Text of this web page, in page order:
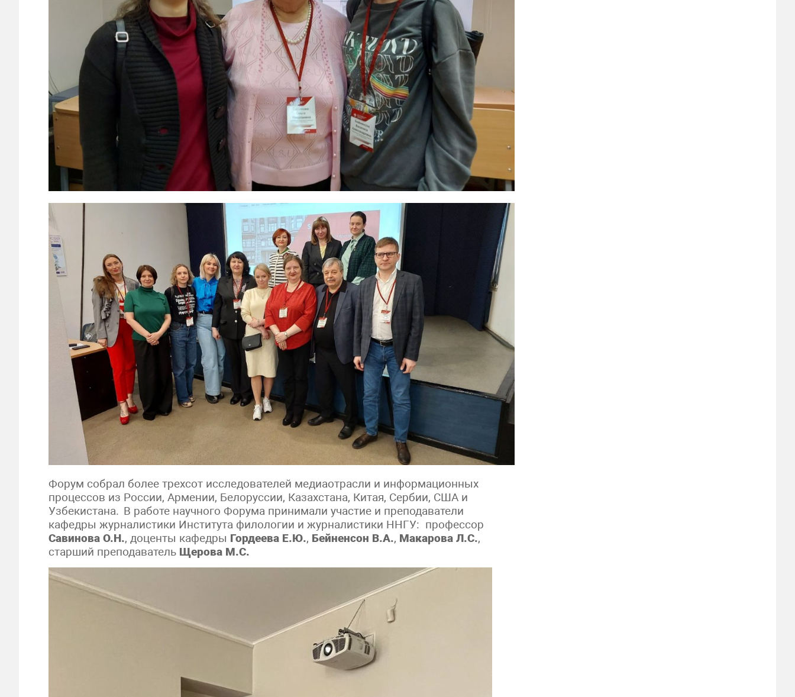
Форум собрал более трехсот исследователей медиаотрасли и информационных
процессов из России, Армении, Белоруссии, Казахстана, Китая, Сербии, США и
Узбекистана. В работе научного Форума принимали участие и преподаватели
кафедры журналистики Института филологии и журналистики ННГУ: профессор
Савинова О.Н., доценты кафедры Гордеева Е.Ю., Бейненсон В.А., Макарова Л.С.,
старший преподаватель Щерова М.С.